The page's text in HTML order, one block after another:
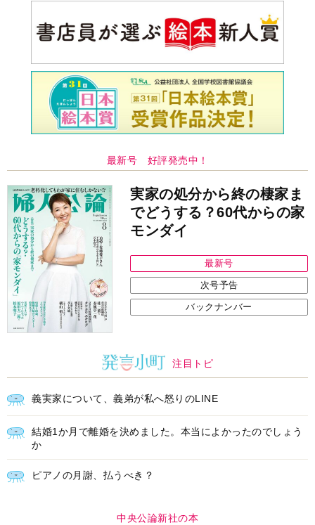
最新号 好評発売中！
実家の処分から終の棲家ま
でどうする？60代からの家
モンダイ
最新号
次号予告
バックナンバー
注目トピ
義実家について、義弟が私へ怒りのLINE
結婚1か月で離婚を決めました。本当によかったのでしょう
か
ピアノの月謝、払うべき？
中央公論新社の本